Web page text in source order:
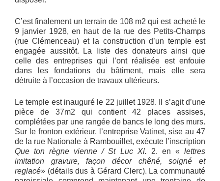
C’est finalement un terrain de 108 m2 qui est acheté le
9 janvier 1928, en haut de la rue des Petits-Champs
(rue Clémenceau) et la construction d’un temple est
engagée aussitôt. La liste des donateurs ainsi que
celle des entreprises qui l’ont réalisée est enfouie
dans les fondations du bâtiment, mais elle sera
détruite à l’occasion de travaux ultérieurs.
Le temple est inauguré le 22 juillet 1928. Il s’agit d’une
pièce de 37m2 qui contient 42 places assises,
complétées par une rangée de bancs le long des murs.
Sur le fronton extérieur, l’entreprise Vatinet, sise au 47
de la rue Nationale à Rambouillet, exécute l’inscription
Que ton règne vienne / St Luc Xl. 2. en «lettres
imitation gravure, façon décor chêné, soigné et
reglacé» (détails dus à Gérard Clerc). La communauté